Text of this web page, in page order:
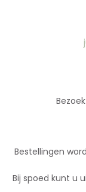
Bestellingen
Bij spoed kunt u